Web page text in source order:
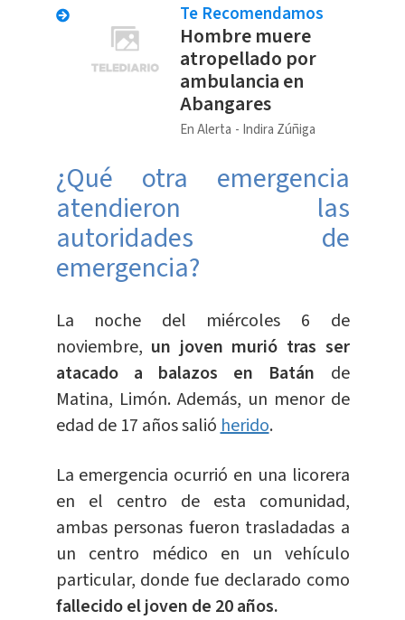
Te Recomendamos
Hombre muere
atropellado por
ambulancia en
Abangares
En Alerta Indira Zúñiga
¿Qué otra emergencia
atendieron las
autoridades de
emergencia?
La noche del miércoles 6 de
noviembre, un joven murió tras ser
atacado a balazos en Batán de
Matina, Limón. Además, un menor de
edad de 17 años salió herido.
La emergencia ocurrió en una licorera
en el centro de esta comunidad,
ambas personas fueron trasladadas a
un centro médico en un vehículo
particular, donde fue declarado como
fallecido el joven de 20 años.